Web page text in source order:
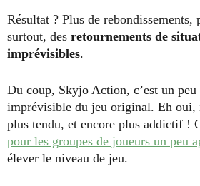
Résultat ? Plus de rebondissements,
surtout, des retournements de
imprévisibles.
Du coup, Skyjo Action, c’est un
imprévisible du jeu original. Eh
plus tendu, et encore plus addictif !
pour les groupes de joueurs un peu
élever le niveau de jeu.